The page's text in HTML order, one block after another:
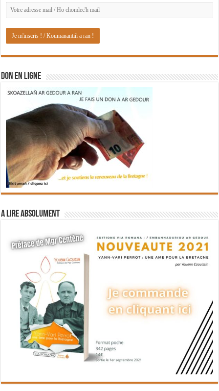
DON EN LIGNE
A lire absolument